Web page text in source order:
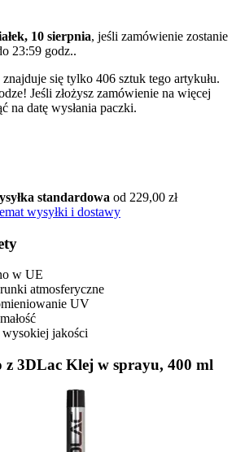
10 sierpnia, jeśli zamówienie zostanie
23:59 godz..
się tylko 406 sztuk tego artykułu.
Jeśli złożysz zamówienie na więcej
na datę wysłania paczki.
standardowa od 229,00 zł
wysyłki i dostawy
w UE
atmosferyczne
UV
jakości
z 3DLac Klej w sprayu, 400 ml